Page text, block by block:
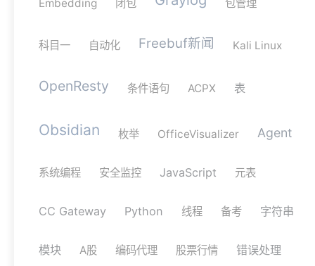
Embedding 闭包 包管理
科目一 自动化 Freebuf新闻 Kali Linux
OpenResty 条件语句 ACPX 表
Obsidian 枚举 OfficeVisualizer Agent
系统编程 安全监控 JavaScript 元表
CC Gateway Python 线程 备考 字符串
模块 A股 编码代理 股票行情 错误处理